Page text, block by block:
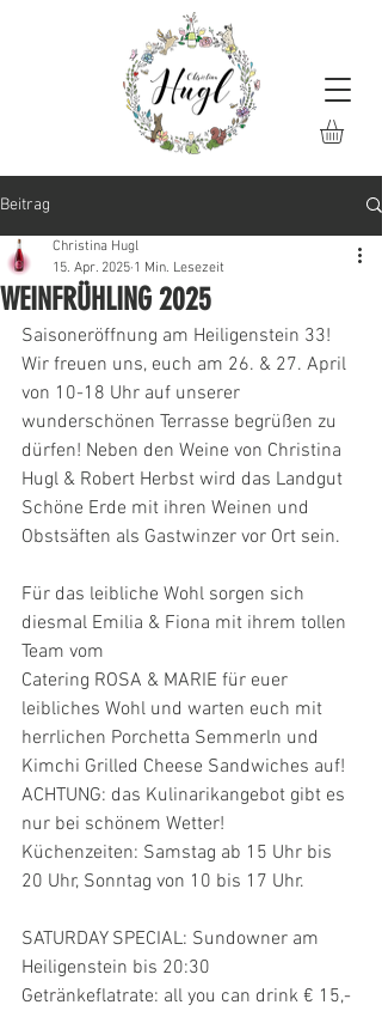
Beitrag
WEINFRÜHLING 2025
Christina Hugl
15. Apr. 2025 1 Min. Lesezeit
Saisoneröffnung am Heiligenstein 33!
Wir freuen uns, euch am 26. & 27. April
von 10-18 Uhr auf unserer
wunderschönen Terrasse begrüßen zu
dürfen! Neben den Weine von Christina
Hugl & Robert Herbst wird das Landgut
Schöne Erde mit ihren Weinen und
Obstsäften als Gastwinzer vor Ort sein.
Für das leibliche Wohl sorgen sich
diesmal Emilia & Fiona mit ihrem tollen
Team vom
Catering ROSA & MARIE für euer
leibliches Wohl und warten euch mit
herrlichen Porchetta Semmerln und
Kimchi Grilled Cheese Sandwiches auf!
ACHTUNG: das Kulinarikangebot gibt es
nur bei schönem Wetter!
Küchenzeiten: Samstag ab 15 Uhr bis
20 Uhr, Sonntag von 10 bis 17 Uhr.
SATURDAY SPECIAL: Sundowner am
Heiligenstein bis 20:30
Getränkeflatrate: all you can drink € 15,-